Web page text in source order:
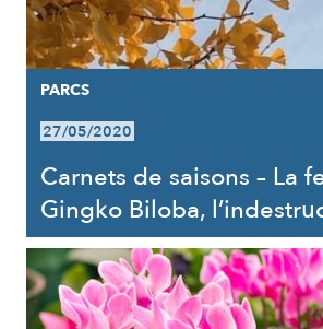
PARCS
27/05/2020
Carnets de saisons – La
Gingko Biloba,